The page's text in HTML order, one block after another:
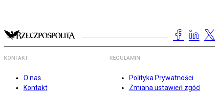
KONTAKT
O nas
Kontakt
REGULAMIN
Polityka Prywatności
Zmiana ustawień zgód